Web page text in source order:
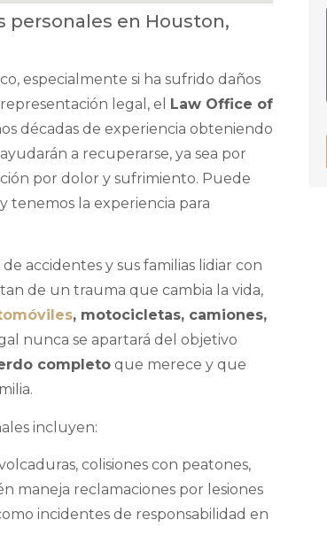
personales en Houston,
especialmente si ha sufrido daños
legal, el Law Office of
décadas de experiencia obteniendo
a recuperarse, ya sea por
por dolor y sufrimiento. Puede
tenemos la experiencia para
accidentes y sus familias lidiar con
de un trauma que cambia la vida,
, motocicletas, camiones,
nunca se apartará del objetivo
completo que merece y que
incluyen:
colisiones con peatones,
maneja reclamaciones por lesiones
incidentes de responsabilidad en